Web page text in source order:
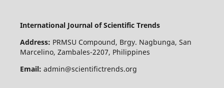
International Journal of Scientific Trends
Address: PRMSU Compound, Brgy. Nagbunga, San
Marcelino, Zambales-2207, Philippines
Email: admin@scientifictrends.org